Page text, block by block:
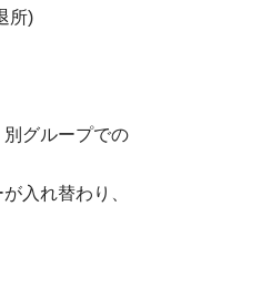
所)
グループでの
入れ替わり、